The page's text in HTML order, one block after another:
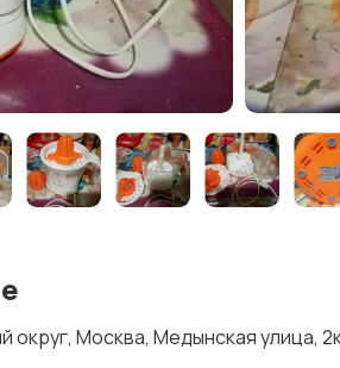
Москва, Медынская улица,